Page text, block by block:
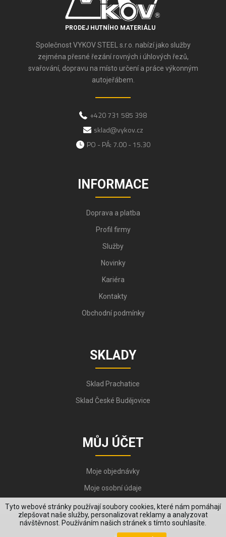
Tyto webové stránky používají soubory cookies, které nám pomáhají
zlepšovat naše služby, personalizovat reklamy a analyzovat
návštěvnost. Používáním našich stránek s tímto souhlasíte.
PRODEJ HUTNÍHO MATERIÁLU
Společnost VYKOV STEEL s.r.o. nabízí jako služby
zejména přesné řezání rovných i úhlových řezů,
svařování, dopravu na místo určení a práce výkonným
autojeřábem.
+420 731 585 398
sklad@vykov.cz
PO - PÁ: 7.00 - 15.30
INFORMACE
Doprava a platba
Profil firmy
Služby
Novinky
Kariéra
Kontakty
Obchodní podmínky
SKLADY
Sklad Prachatice
Sklad České Budějovice
MŮJ ÚČET
Moje objednávky
Moje osobní údaje
Copyright © 2006-2026, VYKOV STEEL s.r.o. All Rights Reserved.